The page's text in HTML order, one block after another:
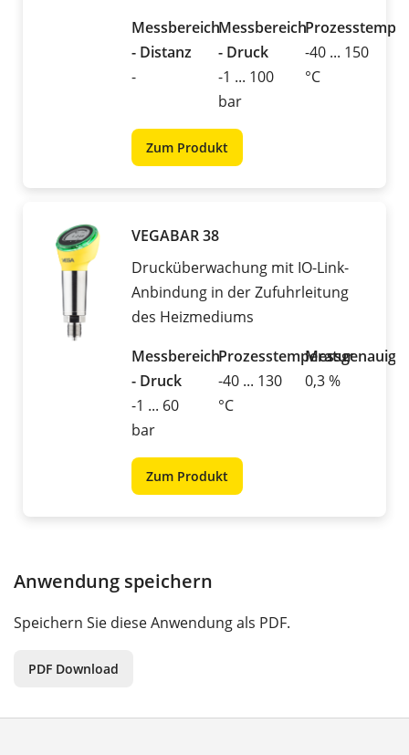
Messbereich
- Distanz
-
Messbereich
- Druck
-1 ... 100
bar
-40 ... 150
°C
Zum Produkt
VEGABAR 38
Drucküberwachung mit IO-Link-
Anbindung in der Zufuhrleitung
des Heizmediums
Messbereich
- Druck
-1 ... 60
bar
Prozesstemperatur
-40 ... 130
°C
0,3 %
Zum Produkt
Anwendung speichern
Speichern Sie diese Anwendung als PDF.
PDF Download